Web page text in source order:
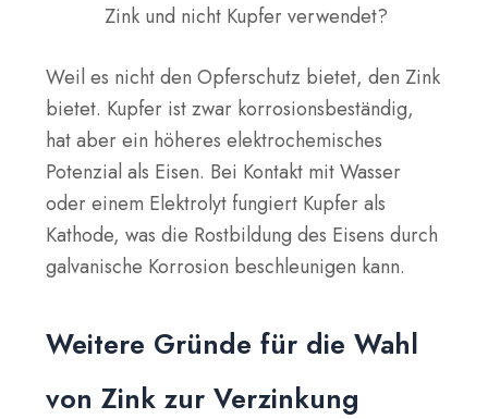
Zink und nicht Kupfer verwendet?
Weil es nicht den Opferschutz bietet, den Zink
bietet. Kupfer ist zwar korrosionsbeständig,
hat aber ein höheres elektrochemisches
Potenzial als Eisen. Bei Kontakt mit Wasser
oder einem Elektrolyt fungiert Kupfer als
Kathode, was die Rostbildung des Eisens durch
galvanische Korrosion beschleunigen kann.
Weitere Gründe für die Wahl
von Zink zur Verzinkung